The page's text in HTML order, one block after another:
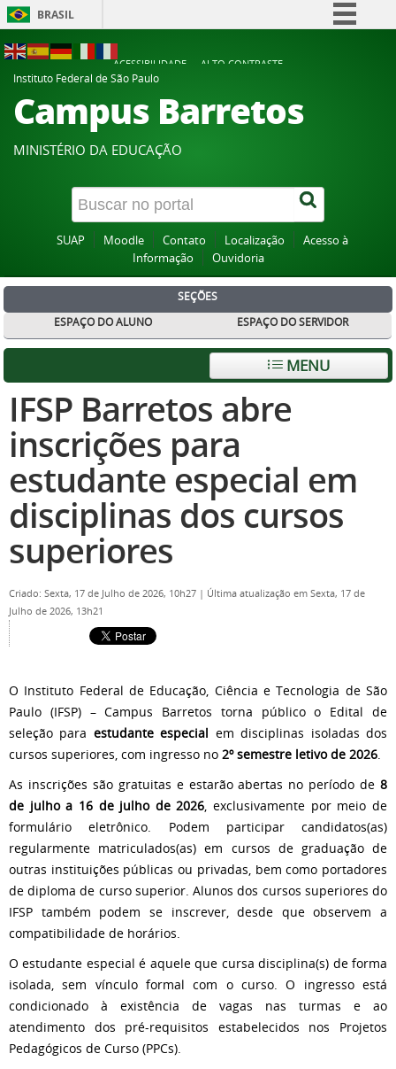
BRASIL
Participe
Acesso à informação
Canais
ACESSIBILIDADE
ALTO CONTRASTE
Instituto Federal de São Paulo
Campus Barretos
MINISTÉRIO DA EDUCAÇÃO
SUAP Moodle Contato Localização
Acesso à
Informação
Ouvidoria
SEÇÕES
ESPAÇO DO ALUNO
ESPAÇO DO SERVIDOR
MENU
IFSP Barretos abre
inscrições para
estudante especial em
disciplinas dos cursos
superiores
Criado: Sexta, 17 de Julho de 2026, 10h27 | Última atualização em Sexta, 17 de
Julho de 2026, 13h21
O Instituto Federal de Educação, Ciência e Tecnologia de São
Paulo (IFSP) – Campus Barretos torna público o Edital de
seleção para estudante especial em disciplinas isoladas dos
cursos superiores, com ingresso no 2º semestre letivo de 2026.
As inscrições são gratuitas e estarão abertas no período de 8
de julho a 16 de julho de 2026, exclusivamente por meio de
formulário eletrônico. Podem participar candidatos(as)
regularmente matriculados(as) em cursos de graduação de
outras instituições públicas ou privadas, bem como portadores
de diploma de curso superior. Alunos dos cursos superiores do
IFSP também podem se inscrever, desde que observem a
compatibilidade de horários.
O estudante especial é aquele que cursa disciplina(s) de forma
isolada, sem vínculo formal com o curso. O ingresso está
condicionado à existência de vagas nas turmas e ao
atendimento dos pré-requisitos estabelecidos nos Projetos
Pedagógicos de Curso (PPCs).